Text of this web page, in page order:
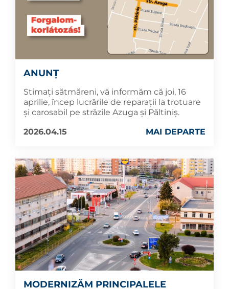
ANUNȚ
Stimați sătmăreni, vă informăm că joi, 16
aprilie, încep lucrările de reparații la trotuare
și carosabil pe străzile Azuga și Păltiniș.
2026.04.15
MAI DEPARTE
MODERNIZĂM PRINCIPALELE